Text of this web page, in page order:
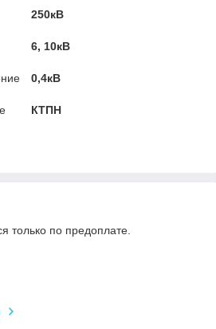
250кВ
6, 10кВ
0,4кВ
КТПН
только по предоплате.